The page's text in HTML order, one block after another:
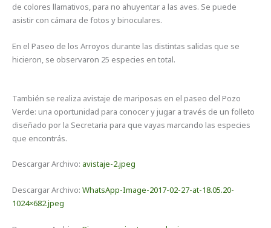
de colores llamativos, para no ahuyentar a las aves. Se puede
asistir con cámara de fotos y binoculares.
En el Paseo de los Arroyos durante las distintas salidas que se
hicieron, se observaron 25 especies en total.
También se realiza avistaje de mariposas en el paseo del Pozo
Verde: una oportunidad para conocer y jugar a través de un folleto
diseñado por la Secretaria para que vayas marcando las especies
que encontrás.
Descargar Archivo: avistaje-2.jpeg
Descargar Archivo:WhatsApp-Image-2017-02-27-at-18.05.20-
1024×682.jpeg